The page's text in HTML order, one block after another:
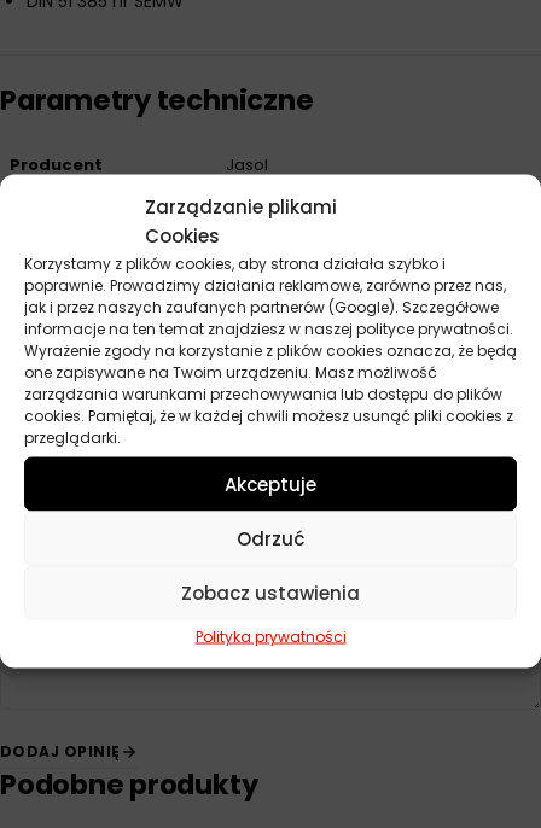
Zarządzanie plikami
Cookies
Korzystamy z plików cookies, aby strona działała szybko i
poprawnie. Prowadzimy działania reklamowe, zarówno przez nas,
jak i przez naszych zaufanych partnerów (Google). Szczegółowe
informacje na ten temat znajdziesz w naszej polityce prywatności.
Wyrażenie zgody na korzystanie z plików cookies oznacza, że będą
one zapisywane na Twoim urządzeniu. Masz możliwość
zarządzania warunkami przechowywania lub dostępu do plików
cookies. Pamiętaj, że w każdej chwili możesz usunąć pliki cookies z
przeglądarki.
Akceptuje
Odrzuć
Zobacz ustawienia
Polityka prywatności
Parametry techniczne
Producent Jasol
5 l
Opinie
Na razie nie ma opinii o produkcie.
Dodaj opinię
Twoja ocena*
DODAJ OPINIĘ
Podobne produkty